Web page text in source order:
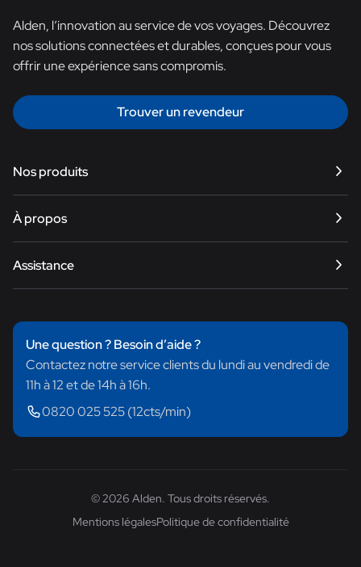
Alden, l’innovation au service de vos voyages. Découvrez
nos solutions connectées et durables, conçues pour vous
offrir une expérience sans compromis.
Trouver un revendeur
Nos produits
Satellite
Smart TV
Énergie
Équipements
À propos
Notre histoire
Assistance
Questions fréquentes
Trouver un produit
Centre de téléchargement
Une question ? Besoin d’aide ?
Contactez notre service clients du lundi au vendredi de
11h à 12 et de 14h à 16h.
0820 025 525 (12cts/min)
© 2026 Alden. Tous droits réservés.
Mentions légalesPolitique de confidentialité